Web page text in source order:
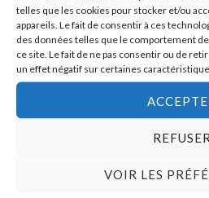
telles que les cookies pour stocker et/ou
appareils. Le fait de consentir à ces
des données telles que le comportement
ce site. Le fait de ne pas consentir ou de
un effet négatif sur certaines
REFUSER
VOIR LES
Catalogue de vente
Vente tableaux modernes